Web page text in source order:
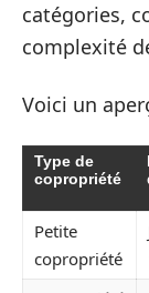
catégories,
complexité
Voici un
Type de
copropriété
Petite
copropriété